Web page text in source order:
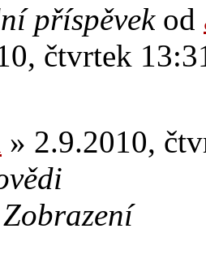
příspěvek od
čtvrtek
» 2.9.2010,
Zobrazení